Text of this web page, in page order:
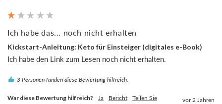
Ich habe das... noch nicht erhalten
Kickstart-Anleitung: Keto für Einsteiger (digitales e-Book)
Ich habe den Link zum Lesen noch nicht erhalten.
3 Personen fanden diese Bewertung hilfreich.
War diese Bewertung hilfreich? Ja Bericht Teilen Sie vor 2 Jahren